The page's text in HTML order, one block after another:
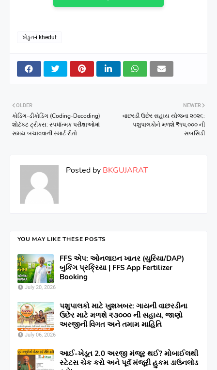
ખેડુત-i khedut
NEWER
વાછરડી ઉછેર સહાય યોજના ૨૦૨૬:
પશુપાલકોને મળશે ₹૧૫,૦૦૦ ની
સબસિડી
OLDER
કોડિંગ-ડીકોડિંગ (Coding-Decoding)
શોર્ટકટ ટ્રીક્સ: સ્પર્ધાત્મક પરીક્ષાઓમાં
સમય બચાવવાની સ્માર્ટ રીતો
Posted by BKGUJARAT
YOU MAY LIKE THESE POSTS
FFS એપ: ઓનલાઇન ખાતર (યુરિયા/DAP)
બુકિંગ પ્રક્રિયા | FFS App Fertilizer
Booking
July 20, 2026
પશુપાલકો માટે ખુશખબર: ગાયની વાછરડીના
ઉછેર માટે મળશે ₹૩૦૦૦ ની સહાય, જાણો
અરજીની વિગત અને તમામ માહિતિ
July 06, 2026
આઈ-ખેડૂત 2.0 અરજી મંજૂર થઈ? મોબાઈલથી
સ્ટેટસ ચેક કરો અને પૂર્વ મંજૂરી હુકમ ડાઉનલોડ